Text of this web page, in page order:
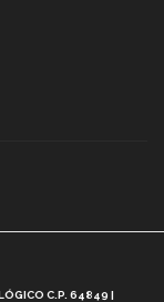
C.P. 64849 |